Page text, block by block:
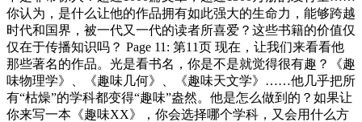
你认为，是什么让他的作品拥有如此强大的生命力，能够跨越
时代和国界，被一代又一代的读者所喜爱？这些书籍的价值仅
仅在于传播知识吗？ Page 11: 第11页 现在，让我们来看看他
那些著名的作品。光是看书名，你是不是就觉得很有趣？《趣
味物理学》、《趣味几何》、《趣味天文学》……他几乎把所
有“枯燥”的学科都变得“趣味”盎然。他是怎么做到的？如果让
你来写一本《趣味XX》，你会选择哪个学科，又会用什么方